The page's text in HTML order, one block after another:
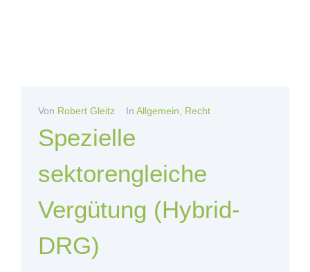
Von Robert Gleitz In Allgemein Recht
Spezielle
sektorengleiche
Vergütung (Hybrid-
DRG)